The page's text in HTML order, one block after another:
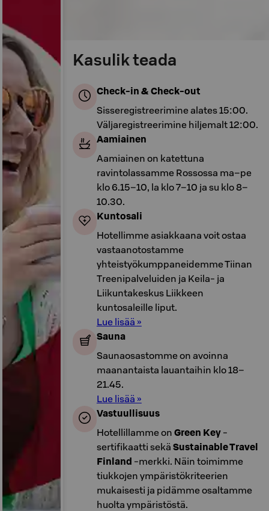
Kasulik teada
Check-in & Check-out
Sisseregistreerimine alates 15:00.
Väljaregistreerimine hiljemalt 12:00.
Aamiainen
Aamiainen on katettuna
ravintolassamme Rossossa ma–pe
klo 6.15–10, la klo 7–10 ja su klo 8–
10.30.
Kuntosali
Hotellimme asiakkaana voit ostaa
vastaanotostamme
yhteistyökumppaneidemme Tiinan
Treenipalveluiden ja Keila- ja
Liikuntakeskus Liikkeen
kuntosaleille liput.
Lue lisää »
Sauna
Saunaosastomme on avoinna
maanantaista lauantaihin klo 18–
21.45.
Lue lisää »
Vastuullisuus
Hotellillamme on Green Key-
sertifikaatti sekä Sustainable Travel
Finland -merkki. Näin toimimme
tiukkojen ympäristökriteerien
mukaisesti ja pidämme osaltamme
huolta ympäristöstä.